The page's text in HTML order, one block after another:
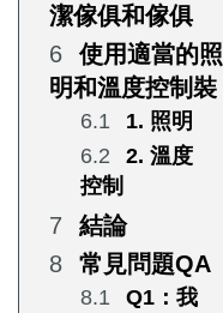
潔傢俱和傢俱
使用適當的照
明和溫度控制裝
1. 照明
2. 溫度
控制
結論
常見問題QA
Q1：我